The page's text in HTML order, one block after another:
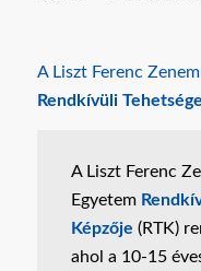
A Liszt Ferenc
Rendkívüli
A Liszt Ferenc
Egyetem
Képzője (RTK)
ahol a 10-15